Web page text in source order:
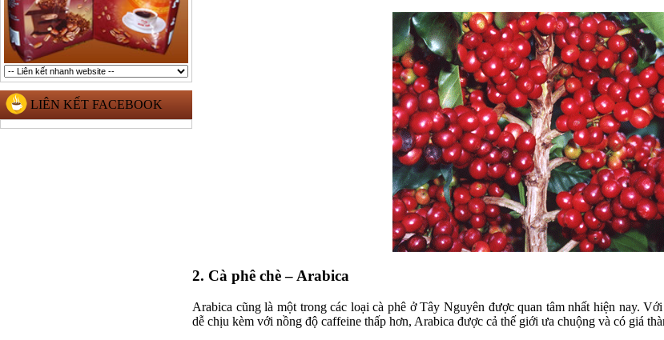
LIÊN KẾT FACEBOOK
2. Cà phê chè – Arabica
Arabica cũng là một trong các loại cà phê ở Tây Nguyên được quan tâm nhất hiện nay.
dễ chịu kèm với nồng độ caffeine thấp hơn, Arabica được cả thế giới ưa chuộng và có giá